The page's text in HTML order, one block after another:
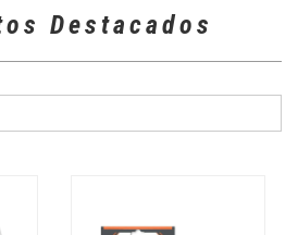
Destacados